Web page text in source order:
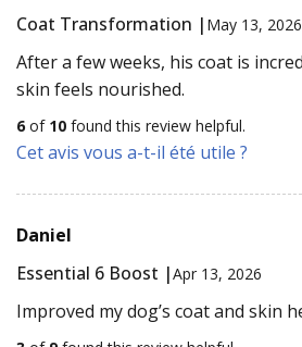
Coat Transformation | May 13, 2026
After a few weeks, his coat is
skin feels nourished.
6 of 10 found this review helpful.
Cet avis vous a-t-il été utile ?
Daniel
Essential 6 Boost |Apr 13, 2026
Improved my dog’s coat and skin